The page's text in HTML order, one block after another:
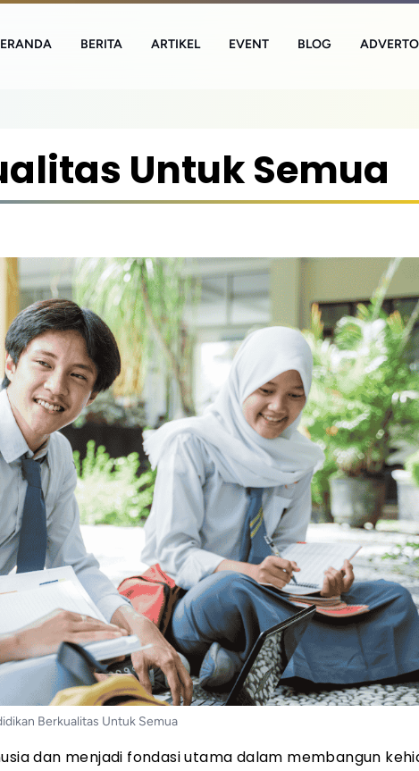
BERITA ARTIKEL EVENT BLOG
Untuk Semua
Berkualitas Untuk Semua
dan menjadi fondasi utama dalam membangun